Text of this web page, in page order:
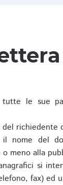
le sue
richiedente
nome del
meno alla
si
fax) ed